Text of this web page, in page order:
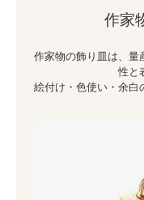
作家
作家物の飾り皿は、量
性と
絵付け・色使い・余白